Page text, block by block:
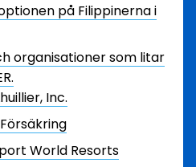
på Filippinerna i
organisationer som litar
Inc.
World Resorts